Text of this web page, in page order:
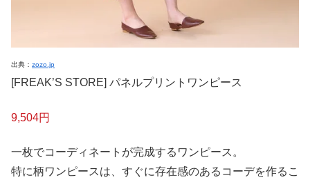
出典： zozo.jp
[FREAK’S STORE] パネルプリントワンピース
9,504円
一枚でコーディネートが完成するワンピース。
特に柄ワンピースは、すぐに存在感のあるコーデを作るこ